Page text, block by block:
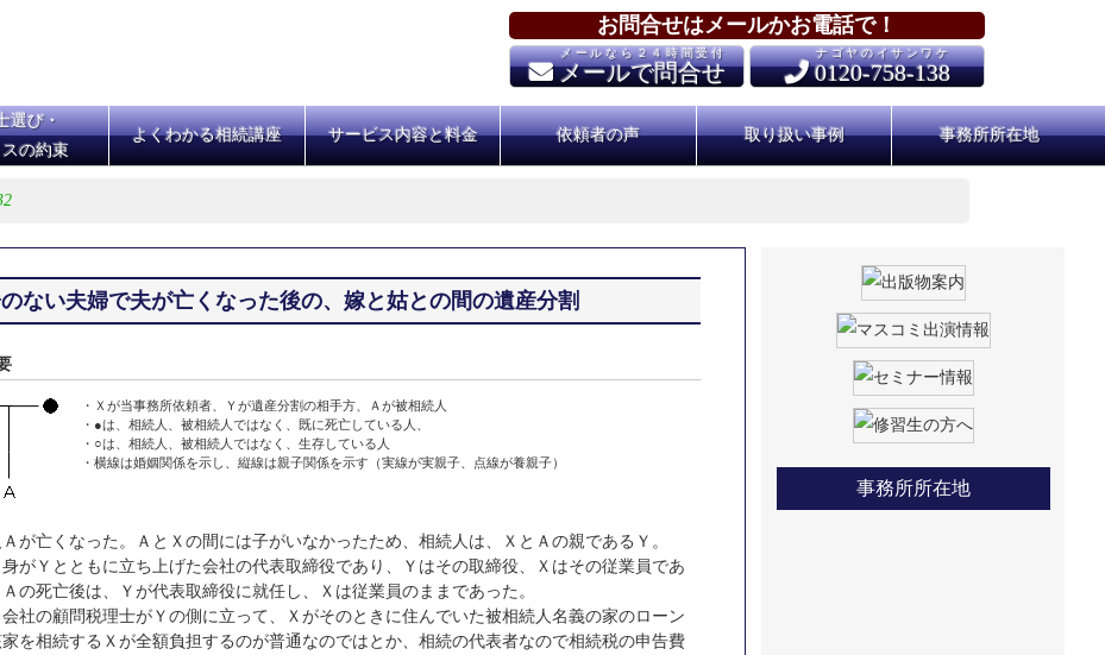
お問合せはメールかお電話で！
メールで問合せ
メールなら２４時間受付
0120-758-138
ナゴヤのイサンワケ
選び・
の約束
よくわかる相続講座 サービス内容と料金 依頼者の声 取り扱い事例 事務所所在地
ない夫婦で夫が亡くなった後の、嫁と姑との間の遺産分割
・Ｘが当事務所依頼者、Ｙが遺産分割の相手方、Ａが被相続人
・●は、相続人、被相続人ではなく、既に死亡している人、
・○は、相続人、被相続人ではなく、生存している人
・横線は婚姻関係を示し、縦線は親子関係を示す（実線が実親子、点線が養親子）
が亡くなった。ＡとＸの間には子がいなかったため、相続人は、ＸとＡの親であるＹ。
身がＹとともに立ち上げた会社の代表取締役であり、Ｙはその取締役、Ｘはその従業員であ
の死亡後は、Ｙが代表取締役に就任し、Ｘは従業員のままであった。
社の顧問税理士がＹの側に立って、Ｘがそのときに住んでいた被相続人名義の家のローン
を相続するＸが全額負担するのが普通なのではとか、相続の代表者なので相続税の申告費
事務所所在地